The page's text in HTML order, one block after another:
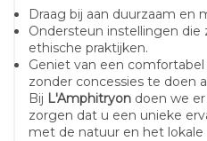
Draag bij aan duurzaam en
Ondersteun instellingen
ethische praktijken.
Geniet van een
zonder concessies te doen
Bij L'Amphitryon doen we
zorgen dat u een unieke
met de natuur en het lokale